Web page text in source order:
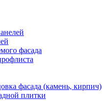
фасада
фасада (камень, кирпич)
плитки